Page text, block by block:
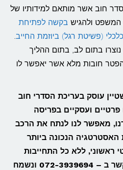
חוב אשר מותאם למידותיו של
המשפט ולהגיש בקשה לפתיחת
(פשיטת רגל) ביוזמת החייב.
בתום לב, בתום ההליך
חובות מלא אשר יאפשר לו
עוסק בעריכת הסדרי חוב
פרטיים ועסקיים בפריסה
מאפשר לנו לנתח את הרכב
הנכונה ביותר
ראשוני, ללא כל התחייבות
מצידך, ניתן ליצור עימנו קשר ב – 072-3939694 ונשמח